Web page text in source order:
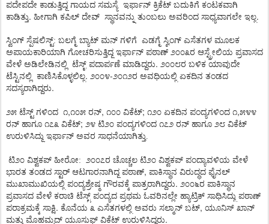
ಪದೇಪದೇ ಕಾಡುತ್ತಿದ್ದ ಗಾಯದ ಸಮಸ್ಯೆ ಇರ್ಫಾನ್ ಕ್ರಿಕೆಟ್ ಬದುಕಿಗೆ ಕಂಟಕವಾಗಿ
ಕಾಡಿತ್ತು. ಹೀಗಾಗಿ ಕಪಿಲ್ ದೇವ್ ಸ್ಥಾನವನ್ನು ತುಂಬಲು ಅವರಿಂದ ಸಾಧ್ಯವಾಗಲೇ ಇಲ್ಲ.
ಸ್ವಿಂಗ್ ಸ್ಪೆಷಲಿಸ್ಟ್: ಬಲಗೈ ಬ್ಯಾಟ್ ಮನ್ ಗಳಿಗೆ ಎಡಗೈ ಸ್ವಿಂಗ್ ಎಸೆತಗಳ ಮೂಲಕ
ಅಪಾಯಕಾರಿಯಾಗಿ ಗೋಚರಿಸುತ್ತಿದ್ದ ಇರ್ಫಾನ್ ಪಠಾಣ್ ೨೦೦೩ರ ಆಸ್ಟ್ರೇಲಿಯ ಪ್ರವಾಸದ
ವೇಳೆ ಅಡಿಲೇಡಿನಲ್ಲಿ ಟೆಸ್ಟ್ ಪದಾರ್ಪಣೆ ಮಾಡಿದ್ದರು. ೨೦೦೮ರ ಬಳಿಕ ಯಾವುದೇ
ಟೆಸ್ಟಿನಲ್ಲಿ ಕಾಣಿಸಿಕೊಳ್ಳಲಿಲ್ಲ. ೨೦೦೪-೨೦೧೨ರ ಅವಧಿಯಲ್ಲಿ ಏಕದಿನ ತಂಡದ
ಸದಸ್ಯರಾಗಿದ್ದರು.
೨೫ ಟೆಸ್ಟ್ ಗಳಿಂದ ೧,೧೦೫ ರನ್, ೧೦೦ ವಿಕೆಟ್; ೧೨೦ ಏಕದಿನ ಪಂದ್ಯಗಳಿಂದ ೧,೫೪೪
ರನ್ ಹಾಗೂ ೧೭೩ ವಿಕೆಟ್; ೨೪ ಟಿ೨೦ ಪಂದ್ಯಗಳಿಂದ ೧೭೨ ರನ್ ಹಾಗೂ ೨೮ ವಿಕೆಟ್
ಉರುಳಿಸಿದ್ದು ಇರ್ಫಾನ್ ಅವರ ಸಾಧನೆಯಾಗಿತ್ತು.
ಟಿ೨೦ ವಿಶ್ವಕಪ್ ಹೀರೋ: ೨೦೦೭ರ ಚೊಚ್ಚಲ ಟಿ೨೦ ವಿಶ್ವಕಪ್ ಪಂದ್ಯಾವಳಿಯ ವೇಳೆ
ಭಾರತ ತಂಡದ ಸ್ಟಾರ್ ಆಟಗಾರನಾಗಿದ್ದ ಪಠಾಣ್, ಪಾಕಿಸ್ಥಾನ ವಿರುದ್ಧದ ಫೈನಲ್
ಮುಖಾಮುಖಿಯಲ್ಲಿ ಪಂದ್ಯಶ್ರೇಷ್ಠ ಗೌರವಕ್ಕೆ ಪಾತ್ರರಾಗಿದ್ದರು. ೨೦೦೬ರ ಪಾಕಿಸ್ಥಾನ
ಪ್ರವಾಸದ ವೇಳೆ ಕರಾಚಿ ಟೆಸ್ಟ್ ಪಂದ್ಯದ ಪ್ರಥಮ ಓವರಿನಲ್ಲೇ ಹ್ಯಾಟ್ರಿಕ್ ಸಾಧಿಸಿದ್ದು ಪಠಾಣ್
ಪರಾಕ್ರಮಕ್ಕೆ ಸಾಕ್ಷಿ. ಕೊನೆಯ ೩ ಎಸೆತಗಳಲ್ಲಿ ಅವರು ಸಲ್ಮಾನ್ ಬಟ್, ಯೂನಿಸ್ ಖಾನ್
ಮತ್ತು ಮೊಹಮ್ಮದ್ ಯೂಸುಫ್ ವಿಕೆಟ್ ಉರುಳಿಸಿದ್ದರು.